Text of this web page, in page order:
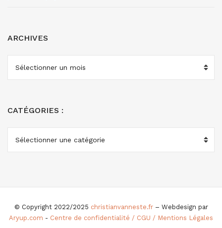
ARCHIVES
CATÉGORIES :
© Copyright 2022/2025 christianvanneste.fr– Webdesign par
Aryup.com - Centre de confidentialité / CGU / Mentions Légales